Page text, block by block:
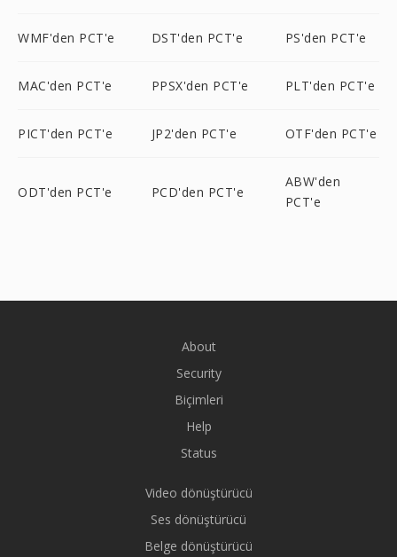
WMF'den PCT'e DST'den PCT'e PS'den PCT'e
MAC'den PCT'e PPSX'den PCT'e PLT'den PCT'e
PICT'den PCT'e JP2'den PCT'e OTF'den PCT'e
ODT'den PCT'e PCD'den PCT'e
ABW'den
PCT'e
About
Security
Biçimleri
Help
Status
Video dönüştürücü
Ses dönüştürücü
Belge dönüştürücü